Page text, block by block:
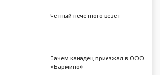
Чётный нечётного везёт
Зачем канадец приезжал в ООО
«Бармино»